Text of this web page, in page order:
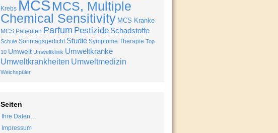
Krebs MCS MCS, Multiple
Chemical Sensitivity MCS Kranke
MCS Patienten Parfum Pestizide Schadstoffe
Schule Sonntagsgedicht Studie Symptome Therapie Top
10 Umwelt Umweltklinik Umweltkranke
Umweltkrankheiten Umweltmedizin
Weichspüler
Seiten
Ihre Daten…
Impressum